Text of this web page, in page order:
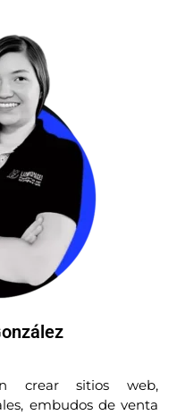
crear sitios web,
embudos de venta